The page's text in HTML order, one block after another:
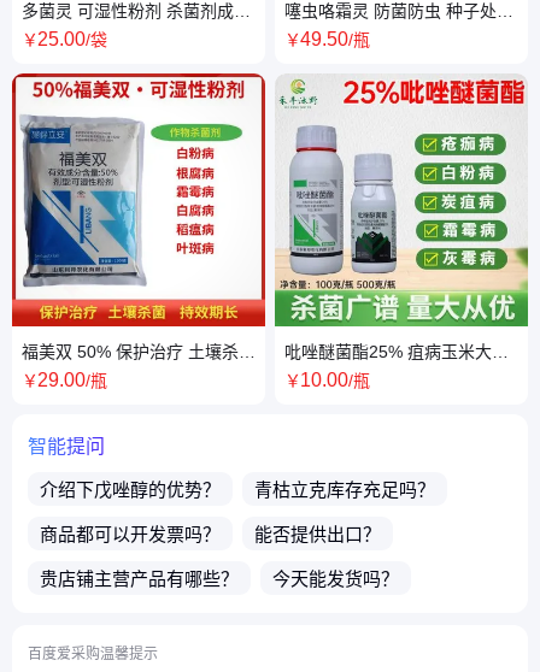
多菌灵 可湿性粉剂 杀菌剂成分
含量50% 厂家直供
￥25.00/袋
福美双 50% 保护治疗 土壤杀菌
持效期长 厂家直供
￥29.00/瓶
噻虫咯霜灵 防菌防虫 种子处理
悬浮剂 适用作物广泛
￥49.50/瓶
吡唑醚菌酯25% 疽病玉米大斑
病黑腐病锈病 杀菌剂农药
￥10.00/瓶
智能提问
介绍下戊唑醇的优势？ 青枯立克库存充足吗？
商品都可以开发票吗？ 能否提供出口？
贵店铺主营产品有哪些？ 今天能发货吗？
百度爱采购温馨提示